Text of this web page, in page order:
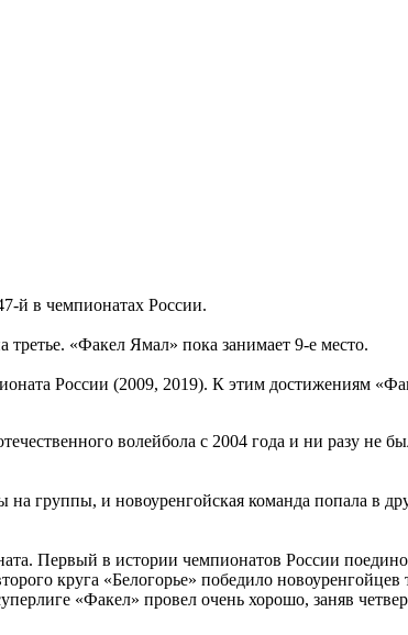
й в чемпионатах России.
«Факел Ямал» пока занимает 9-е место.
России (2009, 2019). К этим достижениям
волейбола с 2004 года и ни разу не
группы, и новоуренгойская команда попала в
Первый в истории чемпионатов России
круга «Белогорье» победило новоуренгойцев
«Факел» провел очень хорошо, заняв